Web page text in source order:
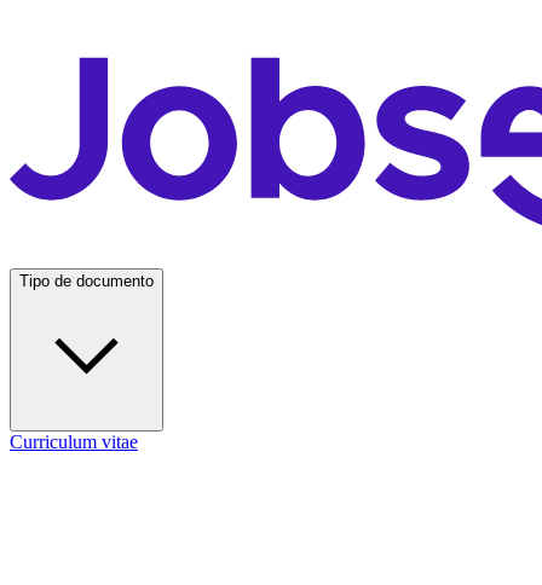
Tipo de documento
Curriculum vitae